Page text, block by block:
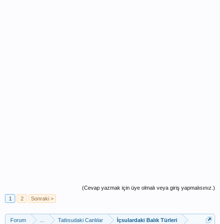
(Cevap yazmak için üye olmalı veya giriş yapmalısınız.)
1
2 Sonraki >
Forum Tatlısudaki Canlılar İçsulardaki Balık Türleri